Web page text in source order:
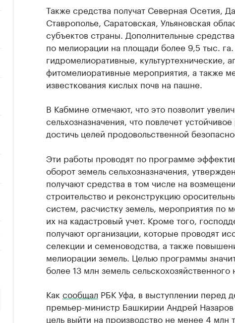
Также средства получат Северная Осетия,
Ставрополье, Саратовская, Ульяновская
субъектов страны. Дополнительные
по мелиорации на площади более 9,5 тыс.
гидромелиоративные, культуртехнические,
фитомелиоративные мероприятия, а также
известкования кислых почв на пашне.
В Кабмине отмечают, что это позволит
сельхозназначения, что повлечет
достичь целей продовольственной
Эти работы проводят по программе
оборот земель сельхозназначения,
получают средства в том числе на
строительство и реконструкцию
систем, расчистку земель, мероприятия по
их на кадастровый учет. Кроме того,
получают организации, которые проводят
селекции и семеноводства, а также
мелиорации земель. Целью программы
более 13 млн земель сельскохозяйственного
Как сообщал РБК Уфа, в выступлении перед
премьер-министр Башкирии Андрей Назаров
цель выйти на производство не менее 4 млн